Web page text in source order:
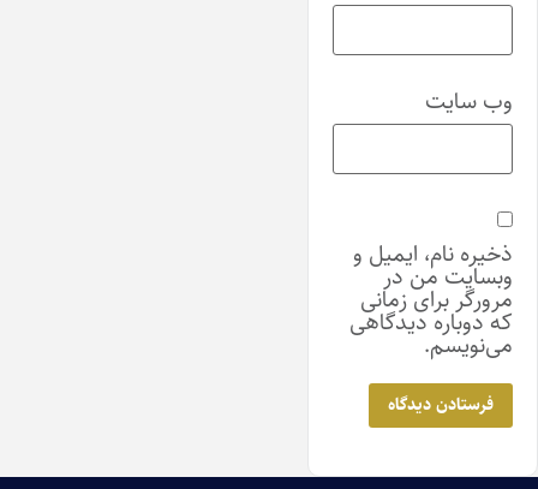
وب‌ سایت
ذخیره نام، ایمیل و
وبسایت من در
مرورگر برای زمانی
که دوباره دیدگاهی
می‌نویسم.